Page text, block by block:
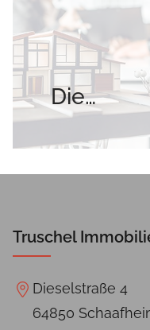
Die
Immobilie
als
Truschel
Dieselstraße 4
64850